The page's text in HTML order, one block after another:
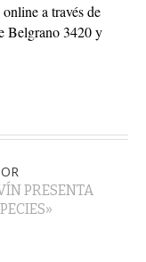
a través de
Belgrano 3420 y
PRESENTA